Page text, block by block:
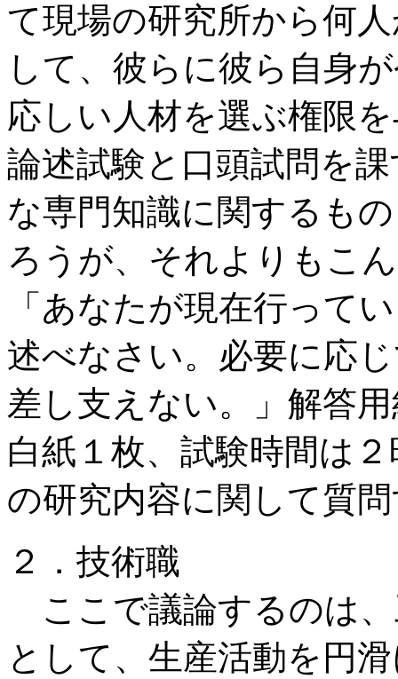
て現場の研究所から何
して、彼らに彼ら自身
応しい人材を選ぶ権限
論述試験と口頭試問を
な専門知識に関するも
ろうが、それよりもこ
「あなたが現在行って
述べなさい。必要に応
差し支えない。」解答
白紙１枚、試験時間は
の研究内容に関して質
２．技術職
ここで議論するのは
として、生産活動を円